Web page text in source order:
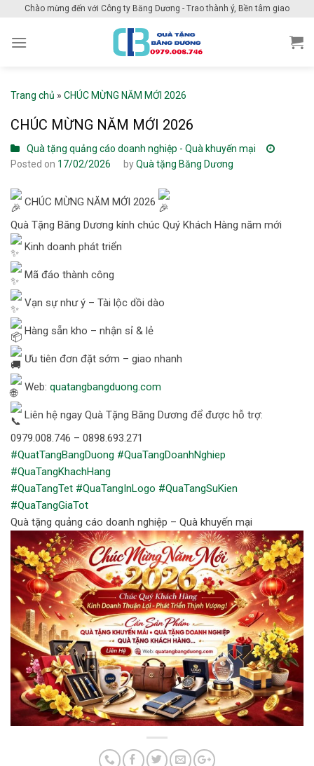
content
Chào mừng đến với Công ty Băng Dương - Trao thành ý, Bền tâm giao
Trang chủ » CHÚC MỪNG NĂM MỚI 2026
CHÚC MỪNG NĂM MỚI 2026
Quà tặng quảng cáo doanh nghiệp - Quà khuyến mại
Posted on 17/02/2026 byQuà tặng Băng Dương
CHÚC MỪNG NĂM MỚI 2026
Quà Tặng Băng Dương kính chúc Quý Khách Hàng năm mới
Kinh doanh phát triển
Mã đáo thành công
Vạn sự như ý – Tài lộc dồi dào
Hàng sẵn kho – nhận sỉ & lẻ
Ưu tiên đơn đặt sớm – giao nhanh
Web: quatangbangduong.com
Liên hệ ngay Quà Tặng Băng Dương để được hỗ trợ:
0979.008.746 – 0898.693.271
#QuatTangBangDuong #QuaTangDoanhNghiep
#QuaTangKhachHang
#QuaTangTet #QuaTangInLogo #QuaTangSuKien
#QuaTangGiaTot
Quà tặng quảng cáo doanh nghiệp – Quà khuyến mại